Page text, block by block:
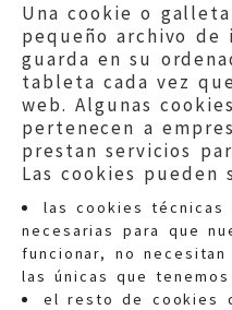
Una cookie o
pequeño archivo de
guarda en su
tableta cada vez
web. Algunas
pertenecen a
prestan servicios
Las cookies pueden
las cookies técnicas
necesarias para que
funcionar, no
las únicas que
el resto de cookies
Quejas: